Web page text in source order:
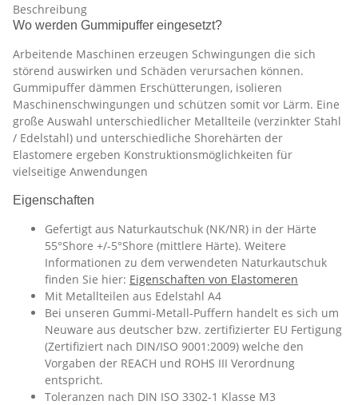
Beschreibung
Wo werden Gummipuffer eingesetzt?
Arbeitende Maschinen erzeugen Schwingungen die sich
störend auswirken und Schäden verursachen können.
Gummipuffer dämmen Erschütterungen, isolieren
Maschinenschwingungen und schützen somit vor Lärm. Eine
große Auswahl unterschiedlicher Metallteile (verzinkter Stahl
/ Edelstahl) und unterschiedliche Shorehärten der
Elastomere ergeben Konstruktionsmöglichkeiten für
vielseitige Anwendungen
Eigenschaften
Gefertigt aus Naturkautschuk (NK/NR) in der Härte
55°Shore +/-5°Shore (mittlere Härte). Weitere
Informationen zu dem verwendeten Naturkautschuk
finden Sie hier: Eigenschaften von Elastomeren
Mit Metallteilen aus Edelstahl A4
Bei unseren Gummi-Metall-Puffern handelt es sich um
Neuware aus deutscher bzw. zertifizierter EU Fertigung
(Zertifiziert nach DIN/ISO 9001:2009) welche den
Vorgaben der REACH und ROHS III Verordnung
entspricht.
Toleranzen nach DIN ISO 3302-1 Klasse M3